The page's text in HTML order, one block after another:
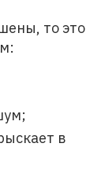
то это
в